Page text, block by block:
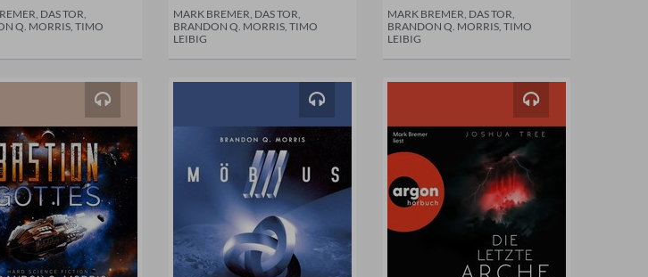
DAS TOR,
Q. MORRIS, TIMO
MARK BREMER, DAS TOR,
BRANDON Q. MORRIS, TIMO
LEIBIG
MARK BREMER, DAS TOR,
BRANDON Q. MORRIS, TIMO
LEIBIG